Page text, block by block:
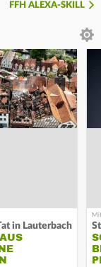
FFH ALEXA-SKILL
in Lauterbach